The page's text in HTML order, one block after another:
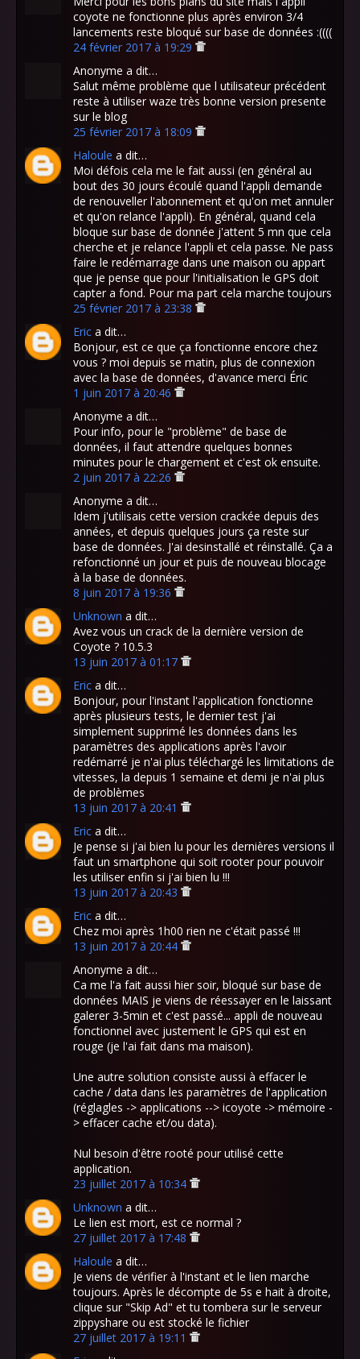
coyote ne fonctionne plus après environ 3/4
lancements reste bloqué sur base de données :((((
24 février 2017 à 19:29
Anonyme a dit…
Salut même problème que l utilisateur précédent
reste à utiliser waze très bonne version presente
sur le blog
25 février 2017 à 18:09
Haloule a dit…
Moi défois cela me le fait aussi (en général au
bout des 30 jours écoulé quand l'appli demande
de renouveller l'abonnement et qu'on met annuler
et qu'on relance l'appli). En général, quand cela
bloque sur base de donnée j'attent 5 mn que cela
cherche et je relance l'appli et cela passe. Ne pass
faire le redémarrage dans une maison ou appart
que je pense que pour l'initialisation le GPS doit
capter a fond. Pour ma part cela marche toujours
25 février 2017 à 23:38
Eric a dit…
Bonjour, est ce que ça fonctionne encore chez
vous ? moi depuis se matin, plus de connexion
avec la base de données, d'avance merci Éric
1 juin 2017 à 20:46
Anonyme a dit…
Pour info, pour le "problème" de base de
données, il faut attendre quelques bonnes
minutes pour le chargement et c'est ok ensuite.
2 juin 2017 à 22:26
Anonyme a dit…
Idem j'utilisais cette version crackée depuis des
années, et depuis quelques jours ça reste sur
base de données. J'ai desinstallé et réinstallé. Ça a
refonctionné un jour et puis de nouveau blocage
à la base de données.
8 juin 2017 à 19:36
Unknown a dit…
Avez vous un crack de la dernière version de
Coyote ? 10.5.3
13 juin 2017 à 01:17
Eric a dit…
Bonjour, pour l'instant l'application fonctionne
après plusieurs tests, le dernier test j'ai
simplement supprimé les données dans les
paramètres des applications après l'avoir
redémarré je n'ai plus téléchargé les limitations de
vitesses, la depuis 1 semaine et demi je n'ai plus
de problèmes
13 juin 2017 à 20:41
Eric a dit…
Je pense si j'ai bien lu pour les dernières versions il
faut un smartphone qui soit rooter pour pouvoir
les utiliser enfin si j'ai bien lu !!!
13 juin 2017 à 20:43
Eric a dit…
Chez moi après 1h00 rien ne c'était passé !!!
13 juin 2017 à 20:44
Anonyme a dit…
Ca me l'a fait aussi hier soir, bloqué sur base de
données MAIS je viens de réessayer en le laissant
galerer 3-5min et c'est passé... appli de nouveau
fonctionnel avec justement le GPS qui est en
rouge (je l'ai fait dans ma maison).
Une autre solution consiste aussi à effacer le
cache / data dans les paramètres de l'application
(réglagles -> applications --> icoyote -> mémoire -
> effacer cache et/ou data).
Nul besoin d'être rooté pour utilisé cette
application.
23 juillet 2017 à 10:34
Unknown a dit…
Le lien est mort, est ce normal ?
27 juillet 2017 à 17:48
Haloule a dit…
Je viens de vérifier à l'instant et le lien marche
toujours. Après le décompte de 5s e hait à droite,
clique sur "Skip Ad" et tu tombera sur le serveur
zippyshare ou est stocké le fichier
27 juillet 2017 à 19:11